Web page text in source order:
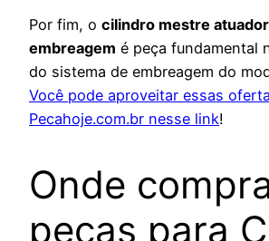
Por fim, o cilindro mestre
embreagem é peça fundamental
do sistema de embreagem do
Você pode aproveitar essas
Pecahoje.com.br nesse link!
Onde
peças para